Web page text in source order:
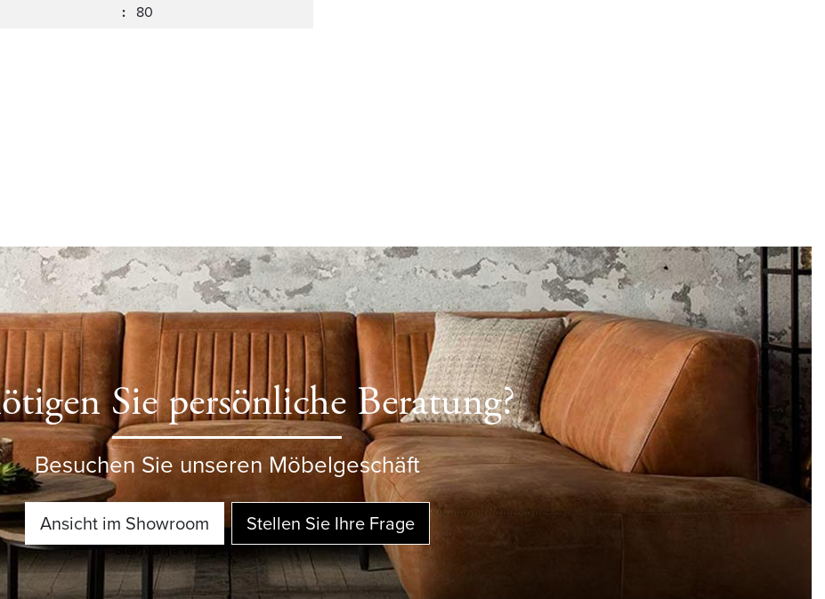
: 80
Sie persönliche Beratung?
Besuchen Sie unseren Möbelgeschäft
Ansicht im Showroom Stellen Sie Ihre Frage